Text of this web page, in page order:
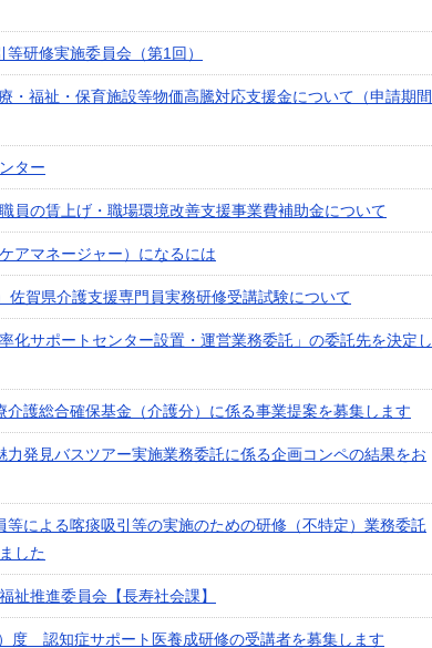
研修実施委員会（第1回）
・福祉・保育施設等物価高騰対応支援金について（申請期間
ター
員の賃上げ・職場環境改善支援事業費補助金について
アマネージャー）になるには
佐賀県介護支援専門員実務研修受講試験について
化サポートセンター設置・運営業務委託」の委託先を決定し
介護総合確保基金（介護分）に係る事業提案を募集します
力発見バスツアー実施業務委託に係る企画コンペの結果をお
等による喀痰吸引等の実施のための研修（不特定）業務委託
した
祉推進委員会【長寿社会課】
度 認知症サポート医養成研修の受講者を募集します